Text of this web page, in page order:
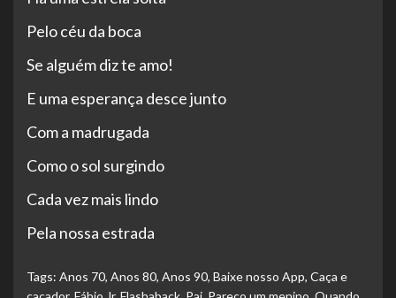
Pelo céu da boca
Se alguém diz te amo!
E uma esperança desce junto
Com a madrugada
Como o sol surgindo
Cada vez mais lindo
Pela nossa estrada
Tags: Anos 70, Anos 80, Anos 90, Baixe nosso App, Caça e